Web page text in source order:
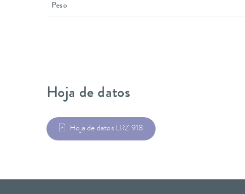
Peso
Hoja de datos
Hoja de datos LRZ 918